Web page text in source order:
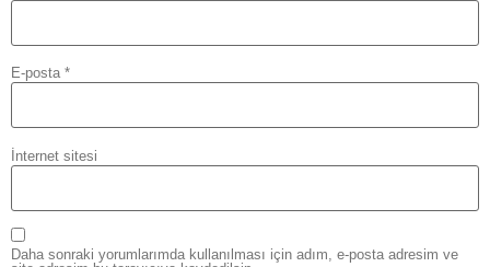
E-posta *
İnternet sitesi
Daha sonraki yorumlarımda kullanılması için adım, e-posta adresim ve